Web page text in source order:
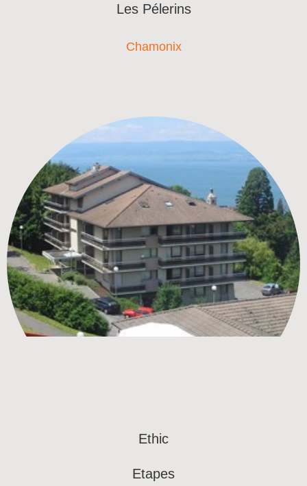
Les Pélerins
Chamonix
Ethic
Etapes